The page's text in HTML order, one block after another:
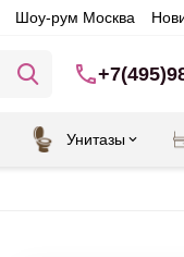
Шоу-рум Москва
Унитазы